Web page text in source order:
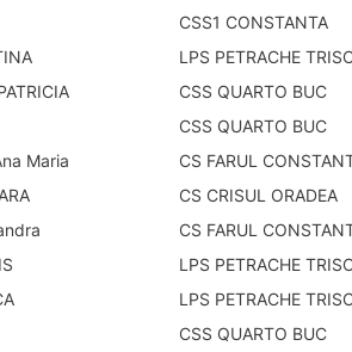
CSS1 CONSTANTA
LPS PETRACHE
CSS QUARTO BUC
CSS QUARTO BUC
Maria
CS FARUL
CS CRISUL ORADEA
CS FARUL
LPS PETRACHE
LPS PETRACHE
CSS QUARTO BUC